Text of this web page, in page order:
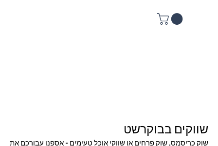
שווקים בבוקרשט
שוק כריסמס, שוק פרחים או שווקי אוכל טעימים - אספנו עבורכם את